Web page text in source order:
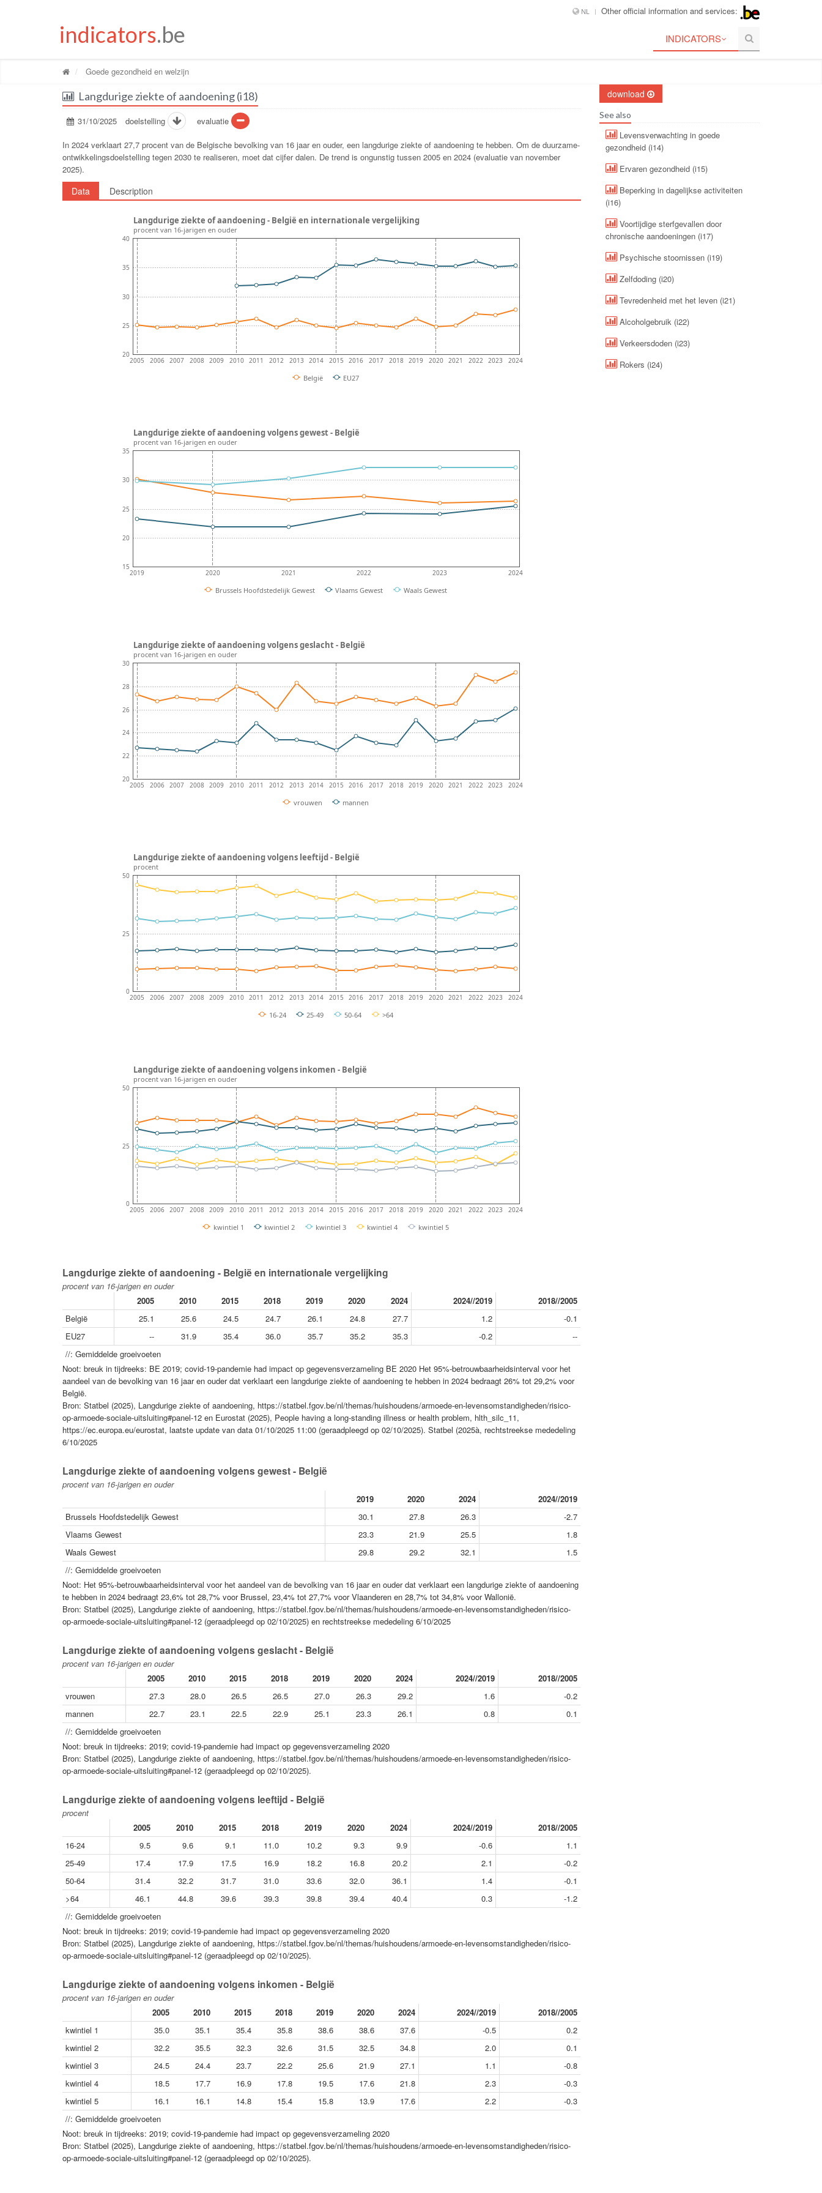
NL Other official information and services:
indicators.be INDICATORS
Goede gezondheid en welzijn
Langdurige ziekte of aandoening (i18)
31/10/2025 doelstelling evaluatie
In 2024 verklaart 27,7 procent van de Belgische bevolking van 16 jaar en ouder, een langdurige ziekte of aandoening te hebben. Om de duurzame-
ontwikkelingsdoelstelling tegen 2030 te realiseren, moet dat cijfer dalen. De trend is ongunstig tussen 2005 en 2024 (evaluatie van november
2025).
Data Description
2005 2006 2007 2008 2009 2010 2011 2012 2013 2014 2015 2016 2017 2018 2019 2020 2021 2022 2023 2024
20
25
30
35
40
België EU27
Langdurige ziekte of aandoening - België en internationale vergelijking
procent van 16-jarigen en ouder
2019 2020 2021 2022 2023 2024
15
20
25
30
35
Brussels Hoofdstedelijk Gewest Vlaams Gewest Waals Gewest
Langdurige ziekte of aandoening volgens gewest - België
procent van 16-jarigen en ouder
2005 2006 2007 2008 2009 2010 2011 2012 2013 2014 2015 2016 2017 2018 2019 2020 2021 2022 2023 2024
20
22
24
26
28
30
vrouwen mannen
Langdurige ziekte of aandoening volgens geslacht - België
procent van 16-jarigen en ouder
2005 2006 2007 2008 2009 2010 2011 2012 2013 2014 2015 2016 2017 2018 2019 2020 2021 2022 2023 2024
0
25
50
16-24 25-49 50-64 >64
Langdurige ziekte of aandoening volgens leeftijd - België
procent
2005 2006 2007 2008 2009 2010 2011 2012 2013 2014 2015 2016 2017 2018 2019 2020 2021 2022 2023 2024
0
25
50
kwintiel 1 kwintiel 2 kwintiel 3 kwintiel 4 kwintiel 5
Langdurige ziekte of aandoening volgens inkomen - België
procent van 16-jarigen en ouder
Langdurige ziekte of aandoening - België en internationale vergelijking
procent van 16-jarigen en ouder
2005
2010 2015 2018 2019 2020 2024 2024//2019
2018//2005
België
25.1 25.6 24.5 24.7 26.1 24.8 27.7 1.2
-0.1
EU27
-- 31.9 35.4 36.0 35.7 35.2 35.3 -0.2
--
//: Gemiddelde groeivoeten
Noot: breuk in tijdreeks: BE 2019; covid-19-pandemie had impact op gegevensverzameling BE 2020 Het 95%-betrouwbaarheidsinterval voor het
aandeel van de bevolking van 16 jaar en ouder dat verklaart een langdurige ziekte of aandoening te hebben in 2024 bedraagt 26% tot 29,2% voor
België.
Bron: Statbel (2025), Langdurige ziekte of aandoening, https://statbel.fgov.be/nl/themas/huishoudens/armoede-en-levensomstandigheden/risico-
op-armoede-sociale-uitsluiting#panel-12 en Eurostat (2025), People having a long-standing illness or health problem, hlth_silc_11,
https://ec.europa.eu/eurostat, laatste update van data 01/10/2025 11:00 (geraadpleegd op 02/10/2025). Statbel (2025à, rechtstreekse mededeling
6/10/2025
Langdurige ziekte of aandoening volgens gewest - België
procent van 16-jarigen en ouder
2019
2020 2024
2024//2019
Brussels Hoofdstedelijk Gewest
30.1 27.8 26.3
-2.7
Vlaams Gewest
23.3 21.9 25.5
1.8
Waals Gewest
29.8 29.2 32.1
1.5
//: Gemiddelde groeivoeten
Noot: Het 95%-betrouwbaarheidsinterval voor het aandeel van de bevolking van 16 jaar en ouder dat verklaart een langdurige ziekte of aandoening
te hebben in 2024 bedraagt 23,6% tot 28,7% voor Brussel, 23,4% tot 27,7% voor Vlaanderen en 28,7% tot 34,8% voor Wallonië.
Bron: Statbel (2025), Langdurige ziekte of aandoening, https://statbel.fgov.be/nl/themas/huishoudens/armoede-en-levensomstandigheden/risico-
op-armoede-sociale-uitsluiting#panel-12 (geraadpleegd op 02/10/2025) en rechtstreekse mededeling 6/10/2025
Langdurige ziekte of aandoening volgens geslacht - België
procent van 16-jarigen en ouder
2005
2010 2015 2018 2019 2020 2024 2024//2019
2018//2005
vrouwen
27.3 28.0 26.5 26.5 27.0 26.3 29.2 1.6
-0.2
mannen
22.7 23.1 22.5 22.9 25.1 23.3 26.1 0.8
0.1
//: Gemiddelde groeivoeten
Noot: breuk in tijdreeks: 2019; covid-19-pandemie had impact op gegevensverzameling 2020
Bron: Statbel (2025), Langdurige ziekte of aandoening, https://statbel.fgov.be/nl/themas/huishoudens/armoede-en-levensomstandigheden/risico-
op-armoede-sociale-uitsluiting#panel-12 (geraadpleegd op 02/10/2025).
Langdurige ziekte of aandoening volgens leeftijd - België
procent
2005
2010 2015 2018 2019 2020 2024 2024//2019
2018//2005
16-24
9.5 9.6 9.1 11.0 10.2 9.3 9.9 -0.6
1.1
25-49
17.4 17.9 17.5 16.9 18.2 16.8 20.2 2.1
-0.2
50-64
31.4 32.2 31.7 31.0 33.6 32.0 36.1 1.4
-0.1
>64
46.1 44.8 39.6 39.3 39.8 39.4 40.4 0.3
-1.2
//: Gemiddelde groeivoeten
Noot: breuk in tijdreeks: 2019; covid-19-pandemie had impact op gegevensverzameling 2020
Bron: Statbel (2025), Langdurige ziekte of aandoening, https://statbel.fgov.be/nl/themas/huishoudens/armoede-en-levensomstandigheden/risico-
op-armoede-sociale-uitsluiting#panel-12 (geraadpleegd op 02/10/2025).
Langdurige ziekte of aandoening volgens inkomen - België
procent van 16-jarigen en ouder
2005
2010 2015 2018 2019 2020 2024 2024//2019
2018//2005
kwintiel 1
35.0 35.1 35.4 35.8 38.6 38.6 37.6 -0.5
0.2
kwintiel 2
32.2 35.5 32.3 32.6 31.5 32.5 34.8 2.0
0.1
kwintiel 3
24.5 24.4 23.7 22.2 25.6 21.9 27.1 1.1
-0.8
kwintiel 4
18.5 17.7 16.9 17.8 19.5 17.6 21.8 2.3
-0.3
kwintiel 5
16.1 16.1 14.8 15.4 15.8 13.9 17.6 2.2
-0.3
//: Gemiddelde groeivoeten
Noot: breuk in tijdreeks: 2019; covid-19-pandemie had impact op gegevensverzameling 2020
Bron: Statbel (2025), Langdurige ziekte of aandoening, https://statbel.fgov.be/nl/themas/huishoudens/armoede-en-levensomstandigheden/risico-
op-armoede-sociale-uitsluiting#panel-12 (geraadpleegd op 02/10/2025).
download
See also
Levensverwachting in goede
gezondheid (i14)
Ervaren gezondheid (i15)
Beperking in dagelijkse activiteiten
(i16)
Voortijdige sterfgevallen door
chronische aandoeningen (i17)
Psychische stoornissen (i19)
Zelfdoding (i20)
Tevredenheid met het leven (i21)
Alcoholgebruik (i22)
Verkeersdoden (i23)
Rokers (i24)